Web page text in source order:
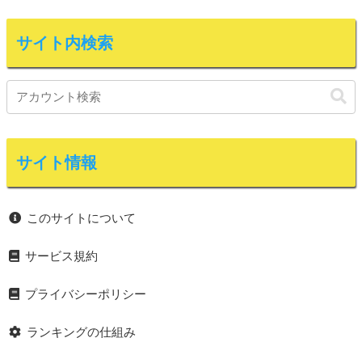
サイト内検索
サイト情報
このサイトについて
サービス規約
プライバシーポリシー
ランキングの仕組み